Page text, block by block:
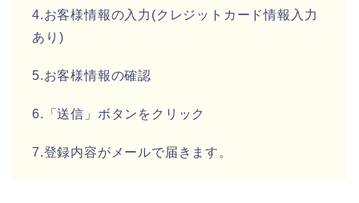
4.お客様情報の入力(クレジットカード情報入力
あり)
5.お客様情報の確認
6.「送信」ボタンをクリック
7.登録内容がメールで届きます。